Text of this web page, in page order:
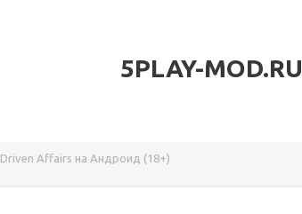
5PLAY-MOD.RU
Driven Affairs на Андроид (18+)